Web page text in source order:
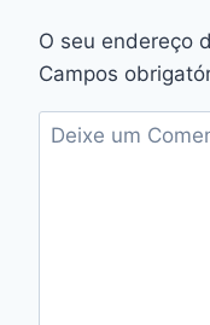
O seu endereço
Campos